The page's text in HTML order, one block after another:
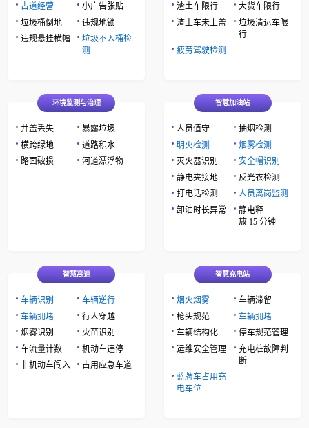
占道经营
小广告张贴
垃圾桶倒地
违规地锁
违规悬挂横幅
垃圾不入桶检
测
渣土车限行
大货车限行
渣土车未上盖
垃圾清运车限
行
疲劳驾驶检测
环境监测与治理
井盖丢失
暴露垃圾
横跨绿地
道路积水
路面破损
河道漂浮物
智慧加油站
人员值守
抽烟检测
明火检测
烟雾检测
灭火器识别
安全帽识别
静电夹接地
反光衣检测
打电话检测
人员离岗监测
卸油时长异常
静电释
放 15 分钟
智慧高速
车辆识别
车辆逆行
车辆拥堵
行人穿越
烟雾识别
火苗识别
车流量计数
机动车违停
非机动车闯入
占用应急车道
智慧充电站
烟火烟雾
车辆滞留
枪头规范
车辆拥堵
车辆结构化
停车规范管理
运维安全管理
充电桩故障判
断
蓝牌车占用充
电车位